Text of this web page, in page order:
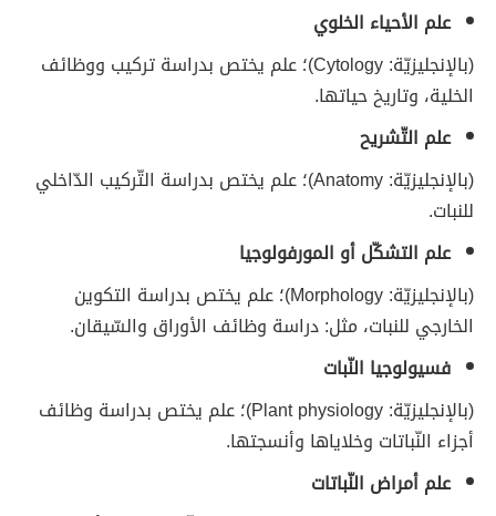
علم الأحياء الخلوي
(بالإنجليزيّة: Cytology)؛ علم يختص بدراسة تركيب ووظائف
الخلية، وتاريخ حياتها.
علم التّشريح
(بالإنجليزيّة: Anatomy)؛ علم يختص بدراسة التّركيب الدّاخلي
للنبات.
علم التشكّل أو المورفولوجيا
(بالإنجليزيّة: Morphology)؛ علم يختص بدراسة التكوين
الخارجي للنبات، مثل: دراسة وظائف الأوراق والسّيقان.
فسيولوجيا النّبات
(بالإنجليزيّة: Plant physiology)؛ علم يختص بدراسة وظائف
أجزاء النّباتات وخلاياها وأنسجتها.
علم أمراض النّباتات